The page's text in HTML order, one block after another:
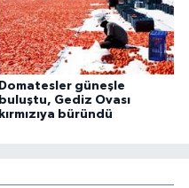
Domatesler güneşle
buluştu, Gediz Ovası
kırmızıya büründü